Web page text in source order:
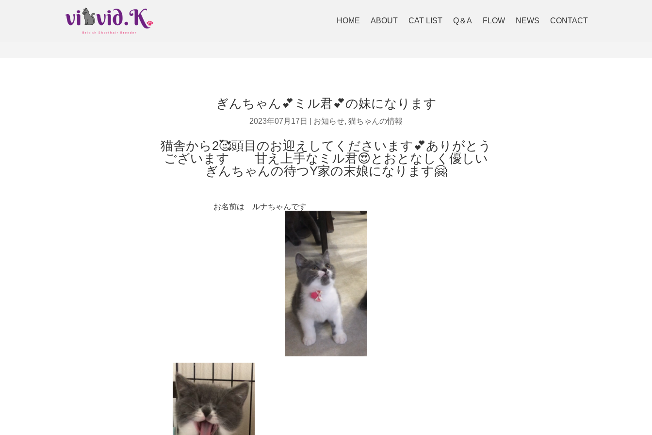
HOME ABOUT CAT LIST Q＆A FLOW NEWS CONTACT
ぎんちゃん💕ミル君💕の妹になります
2023年07月17日 お知らせ, 猫ちゃんの情報
猫舎から2🥰頭目のお迎えしてくださいます💕ありがとう
ございます 甘え上手なミル君😍とおとなしく優しい
ぎんちゃんの待つY家の末娘になります🤗
お名前は ルナちゃんです